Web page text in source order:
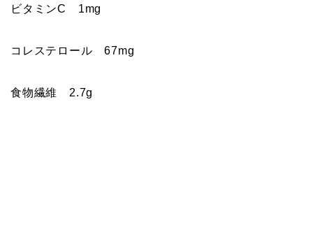
ビタミンC 1mg
コレステロール 67mg
食物繊維 2.7g